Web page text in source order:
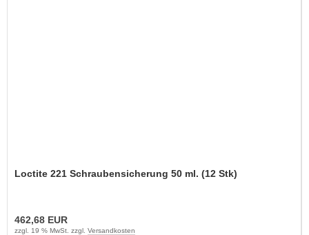
Loctite 221 Schraubensicherung 50 ml. (12 Stk)
462,68 EUR
zzgl. 19 % MwSt. zzgl. Versandkosten